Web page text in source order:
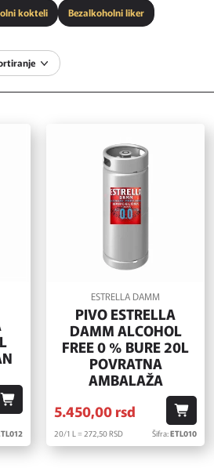
kokteli Bezalkoholni liker
ESTRELLA DAMM
PIVO ESTRELLA
DAMM ALCOHOL
FREE 0 % BURE 20L
POVRATNA
AMBALAŽA
5.450,00rsd
20/1 L = 272,50RSD Šifra:ETL010